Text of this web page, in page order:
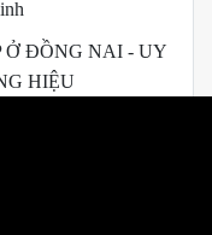
Ở ĐỒNG NAI - UY
HIỆU